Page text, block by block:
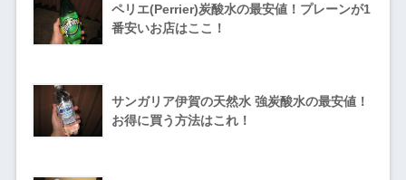
ペリエ(Perrier)炭酸水の最安値！プレーンが1
番安いお店はここ！
サンガリア伊賀の天然水 強炭酸水の最安値！
お得に買う方法はこれ！